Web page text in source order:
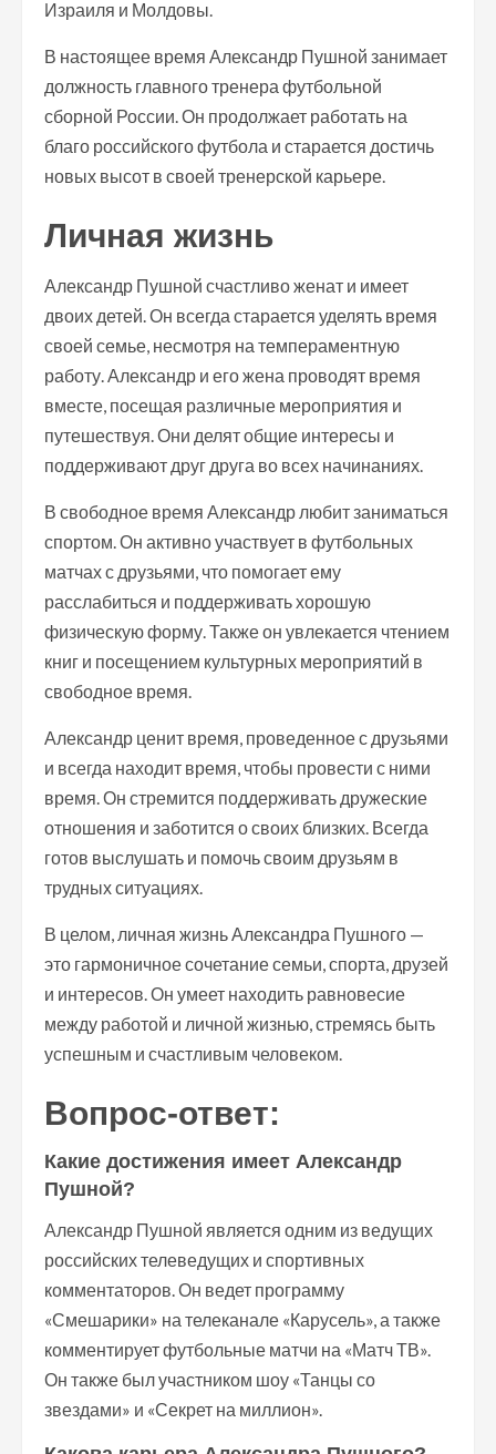
Израиля и Молдовы.
В настоящее время Александр Пушной занимает
должность главного тренера футбольной
сборной России. Он продолжает работать на
благо российского футбола и старается достичь
новых высот в своей тренерской карьере.
Личная жизнь
Александр Пушной счастливо женат и имеет
двоих детей. Он всегда старается уделять время
своей семье, несмотря на темпераментную
работу. Александр и его жена проводят время
вместе, посещая различные мероприятия и
путешествуя. Они делят общие интересы и
поддерживают друг друга во всех начинаниях.
В свободное время Александр любит заниматься
спортом. Он активно участвует в футбольных
матчах с друзьями, что помогает ему
расслабиться и поддерживать хорошую
физическую форму. Также он увлекается чтением
книг и посещением культурных мероприятий в
свободное время.
Александр ценит время, проведенное с друзьями
и всегда находит время, чтобы провести с ними
время. Он стремится поддерживать дружеские
отношения и заботится о своих близких. Всегда
готов выслушать и помочь своим друзьям в
трудных ситуациях.
В целом, личная жизнь Александра Пушного —
это гармоничное сочетание семьи, спорта, друзей
и интересов. Он умеет находить равновесие
между работой и личной жизнью, стремясь быть
успешным и счастливым человеком.
Вопрос-ответ:
Какие достижения имеет Александр
Пушной?
Александр Пушной является одним из ведущих
российских телеведущих и спортивных
комментаторов. Он ведет программу
«Смешарики» на телеканале «Карусель», а также
комментирует футбольные матчи на «Матч ТВ».
Он также был участником шоу «Танцы со
звездами» и «Секрет на миллион».